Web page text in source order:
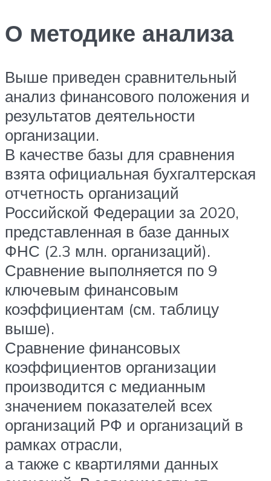
О методике анализа
Выше приведен сравнительный
анализ финансового положения и
результатов деятельности
организации.
В качестве базы для сравнения
взята официальная бухгалтерская
отчетность организаций
Российской Федерации за 2020,
представленная в базе данных
ФНС (2.3 млн. организаций).
Сравнение выполняется по 9
ключевым финансовым
коэффициентам (см. таблицу
выше).
Сравнение финансовых
коэффициентов организации
производится с медианным
значением показателей всех
организаций РФ и организаций в
рамках отрасли,
а также с квартилями данных